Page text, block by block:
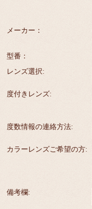
メーカー：
型番：
レンズ選択:
度付きレンズ:
度数情報の連絡方法:
カラーレンズご希望の方:
備考欄: